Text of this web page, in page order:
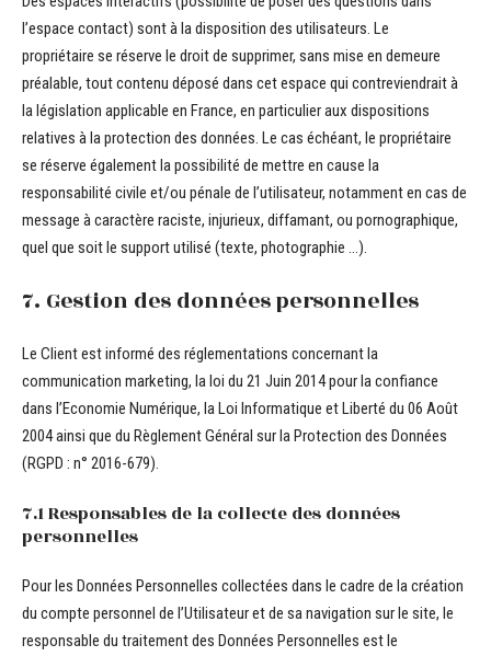
l’espace contact) sont à la disposition des utilisateurs. Le
propriétaire se réserve le droit de supprimer, sans mise en demeure
préalable, tout contenu déposé dans cet espace qui contreviendrait à
la législation applicable en France, en particulier aux dispositions
relatives à la protection des données. Le cas échéant, le propriétaire
se réserve également la possibilité de mettre en cause la
responsabilité civile et/ou pénale de l’utilisateur, notamment en cas de
message à caractère raciste, injurieux, diffamant, ou pornographique,
quel que soit le support utilisé (texte, photographie …).
7. Gestion des données personnelles
Le Client est informé des réglementations concernant la
communication marketing, la loi du 21 Juin 2014 pour la confiance
dans l’Economie Numérique, la Loi Informatique et Liberté du 06 Août
2004 ainsi que du Règlement Général sur la Protection des Données
(RGPD : n° 2016-679).
7.1 Responsables de la collecte des données
personnelles
Pour les Données Personnelles collectées dans le cadre de la création
du compte personnel de l’Utilisateur et de sa navigation sur le site, le
responsable du traitement des Données Personnelles est le